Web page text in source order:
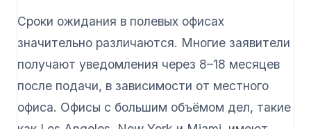
Сроки ожидания в полевых офисах
значительно различаются. Многие заявители
получают уведомления через 8–18 месяцев
после подачи, в зависимости от местного
офиса. Офисы с большим объёмом дел, такие